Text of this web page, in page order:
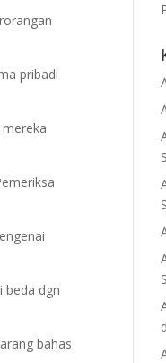
pribadi
beda dgn
bahas